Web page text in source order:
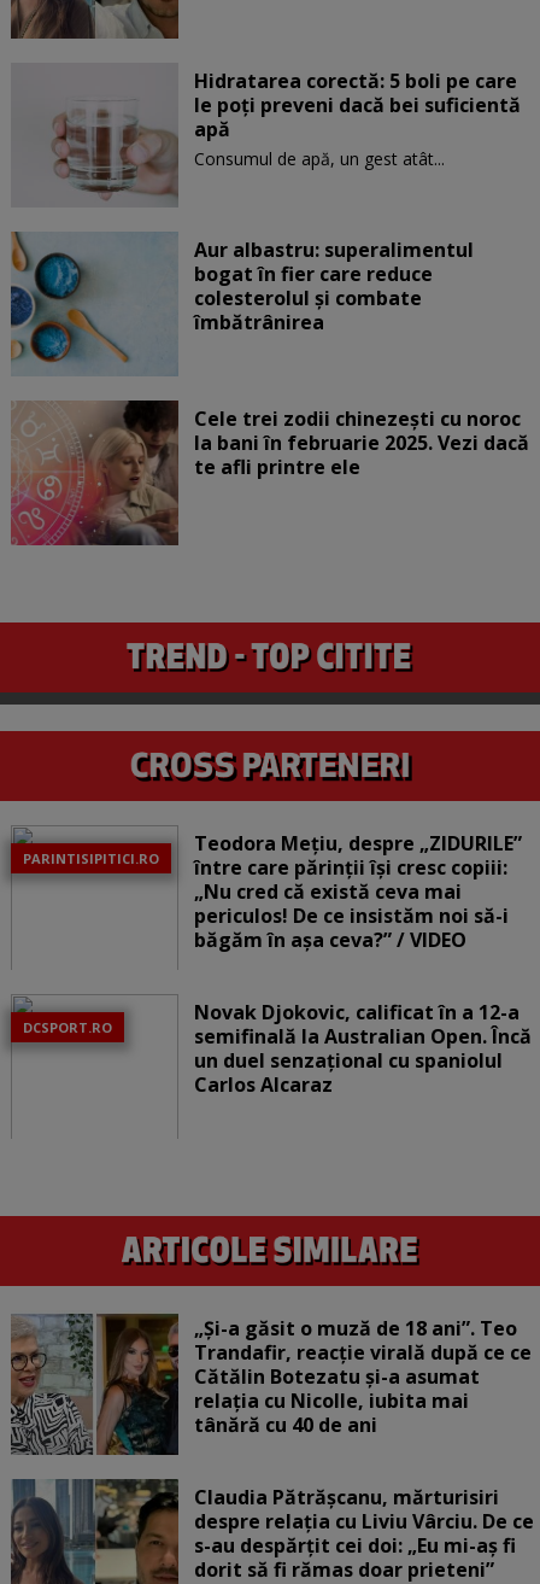
Hidratarea corectă: 5 boli pe care
le poți preveni dacă bei suficientă
apă
Consumul de apă, un gest atât...
Aur albastru: superalimentul
bogat în fier care reduce
colesterolul și combate
îmbătrânirea
Cele trei zodii chinezești cu noroc
la bani în februarie 2025. Vezi dacă
te afli printre ele
PARINTISIPITICI.RO
Teodora Mețiu, despre „ZIDURILE”
între care părinții își cresc copiii:
„Nu cred că există ceva mai
periculos! De ce insistăm noi să-i
băgăm în așa ceva?” / VIDEO
DCSPORT.RO
Novak Djokovic, calificat în a 12-a
semifinală la Australian Open. Încă
un duel senzațional cu spaniolul
Carlos Alcaraz
„Și-a găsit o muză de 18 ani”. Teo
Trandafir, reacție virală după ce ce
Cătălin Botezatu și-a asumat
relația cu Nicolle, iubita mai
tânără cu 40 de ani
Claudia Pătrășcanu, mărturisiri
despre relația cu Liviu Vârciu. De ce
s-au despărțit cei doi: „Eu mi-aș fi
dorit să fi rămas doar prieteni”